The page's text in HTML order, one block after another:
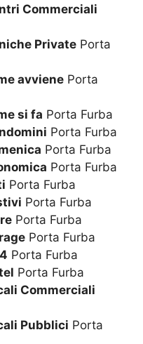
Commerciali
Private Porta
avviene Porta
si fa Porta Furba
Porta Furba
Porta Furba
Porta Furba
Porta Furba
Porta Furba
Porta Furba
Porta Furba
Porta Furba
Porta Furba
Commerciali
Pubblici Porta